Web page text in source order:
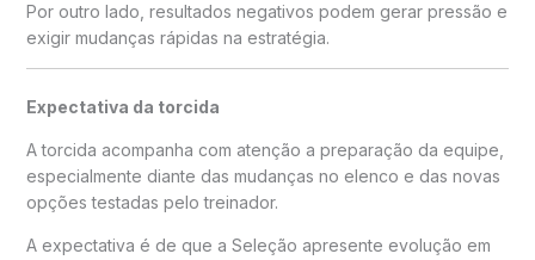
Por outro lado, resultados negativos podem gerar pressão e
exigir mudanças rápidas na estratégia.
Expectativa da torcida
A torcida acompanha com atenção a preparação da equipe,
especialmente diante das mudanças no elenco e das novas
opções testadas pelo treinador.
A expectativa é de que a Seleção apresente evolução em